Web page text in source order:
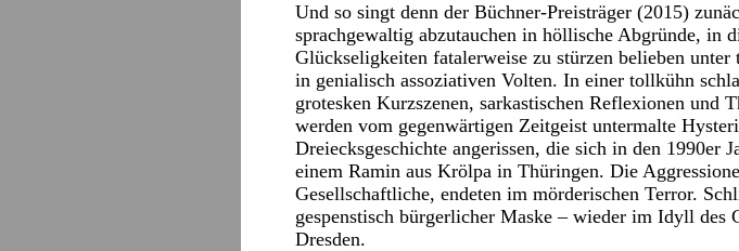
Und so singt denn der Büchner-Preisträger (2015)
sprachgewaltig abzutauchen in höllische Abgründe, in
Glückseligkeiten fatalerweise zu stürzen belieben
in genialisch assoziativen Volten. In einer tollkühn
grotesken Kurzszenen, sarkastischen Reflexionen
werden vom gegenwärtigen Zeitgeist untermalte
Dreiecksgeschichte angerissen, die sich in den 1990er
einem Ramin aus Krölpa in Thüringen. Die
Gesellschaftliche, endeten im mörderischen Terror.
gespenstisch bürgerlicher Maske – wieder im Idyll des
Dresden.